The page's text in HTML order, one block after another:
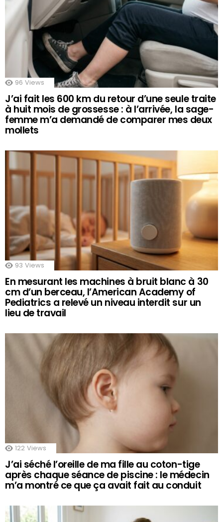
96 Views
J’ai fait les 600 km du retour d’une seule traite
à huit mois de grossesse : à l’arrivée, la sage-
femme m’a demandé de comparer mes deux
mollets
93 Views
En mesurant les machines à bruit blanc à 30
cm d’un berceau, l’American Academy of
Pediatrics a relevé un niveau interdit sur un
lieu de travail
122 Views
J’ai séché l’oreille de ma fille au coton-tige
après chaque séance de piscine : le médecin
m’a montré ce que ça avait fait au conduit